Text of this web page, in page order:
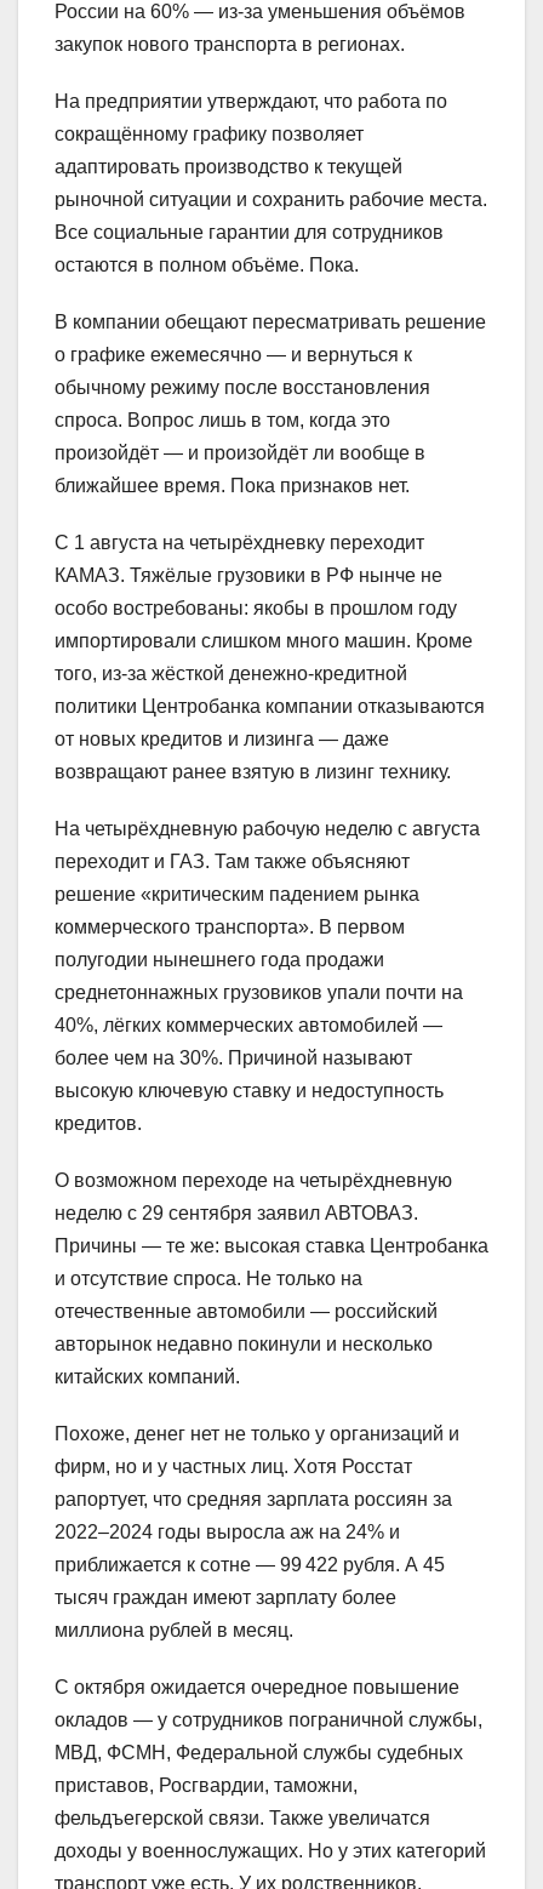
России на 60% — из-за уменьшения объёмов
закупок нового транспорта в регионах.
На предприятии утверждают, что работа по
сокращённому графику позволяет
адаптировать производство к текущей
рыночной ситуации и сохранить рабочие места.
Все социальные гарантии для сотрудников
остаются в полном объёме. Пока.
В компании обещают пересматривать решение
о графике ежемесячно — и вернуться к
обычному режиму после восстановления
спроса. Вопрос лишь в том, когда это
произойдёт — и произойдёт ли вообще в
ближайшее время. Пока признаков нет.
С 1 августа на четырёхдневку переходит
КАМАЗ. Тяжёлые грузовики в РФ нынче не
особо востребованы: якобы в прошлом году
импортировали слишком много машин. Кроме
того, из-за жёсткой денежно-кредитной
политики Центробанка компании отказываются
от новых кредитов и лизинга — даже
возвращают ранее взятую в лизинг технику.
На четырёхдневную рабочую неделю с августа
переходит и ГАЗ. Там также объясняют
решение «критическим падением рынка
коммерческого транспорта». В первом
полугодии нынешнего года продажи
среднетоннажных грузовиков упали почти на
40%, лёгких коммерческих автомобилей —
более чем на 30%. Причиной называют
высокую ключевую ставку и недоступность
кредитов.
О возможном переходе на четырёхдневную
неделю с 29 сентября заявил АВТОВАЗ.
Причины — те же: высокая ставка Центробанка
и отсутствие спроса. Не только на
отечественные автомобили — российский
авторынок недавно покинули и несколько
китайских компаний.
Похоже, денег нет не только у организаций и
фирм, но и у частных лиц. Хотя Росстат
рапортует, что средняя зарплата россиян за
2022–2024 годы выросла аж на 24% и
приближается к сотне — 99 422 рубля. А 45
тысяч граждан имеют зарплату более
миллиона рублей в месяц.
С октября ожидается очередное повышение
окладов — у сотрудников пограничной службы,
МВД, ФСМН, Федеральной службы судебных
приставов, Росгвардии, таможни,
фельдъегерской связи. Также увеличатся
доходы у военнослужащих. Но у этих категорий
транспорт уже есть. У их родственников,